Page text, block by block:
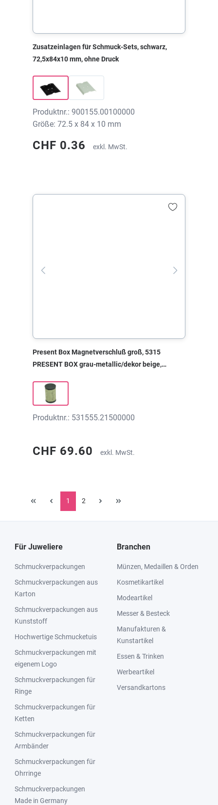
Zusatzeinlagen für Schmuck-Sets, schwarz,
72,5x84x10 mm, ohne Druck
Produktnr.: 900155.00100000
Größe: 72.5 x 84 x 10 mm
CHF 0.36 exkl. MwSt.
Present Box Magnetverschluß groß, 5315
PRESENT BOX grau-metallic/dekor beige,
Produktnr.: 531555.21500000
CHF 69.60 exkl. MwSt.
1 2
Für Juweliere
Schmuckverpackungen
Schmuckverpackungen aus
Karton
Schmuckverpackungen aus
Kunststoff
Hochwertige Schmucketuis
Schmuckverpackungen mit
eigenem Logo
Schmuckverpackungen für
Ringe
Schmuckverpackungen für
Ketten
Schmuckverpackungen für
Armbänder
Schmuckverpackungen für
Ohrringe
Schmuckverpackungen
Made in Germany
Branchen
Münzen, Medaillen & Orden
Kosmetikartikel
Modeartikel
Messer & Besteck
Manufakturen &
Kunstartikel
Essen & Trinken
Werbeartikel
Versandkartons